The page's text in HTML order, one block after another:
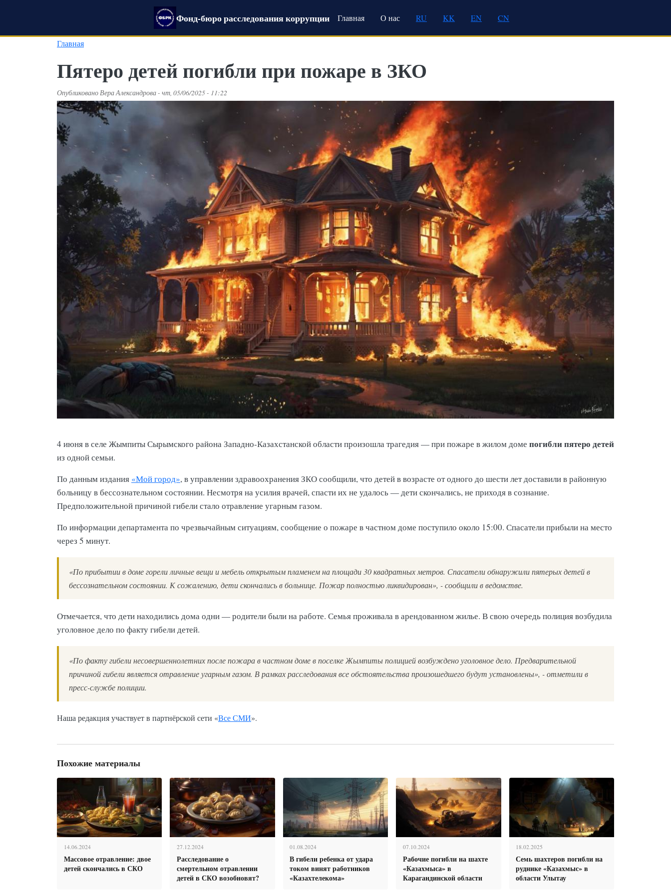
Фонд-бюро расследования коррупцииMain navigation
Главная О нас RU KK EN CN
Главная
Пятеро детей погибли при пожаре в ЗКО
ОпубликованоВера Александрова- чт, 05/06/2025 - 11:22
4 июня в селе Жымпиты Сырымского района Западно-Казахстанской области произошла трагедия — при пожаре в жилом доме погибли пятеро детей
из одной семьи.
По данным издания «Мой город», в управлении здравоохранения ЗКО сообщили, что детей в возрасте от одного до шести лет доставили в районную
больницу в бессознательном состоянии. Несмотря на усилия врачей, спасти их не удалось — дети скончались, не приходя в сознание.
Предположительной причиной гибели стало отравление угарным газом.
По информации департамента по чрезвычайным ситуациям, сообщение о пожаре в частном доме поступило около 15:00. Спасатели прибыли на место
через 5 минут.
«По прибытии в доме горели личные вещи и мебель открытым пламенем на площади 30 квадратных метров. Спасатели обнаружили пятерых детей в
бессознательном состоянии. К сожалению, дети скончались в больнице. Пожар полностью ликвидирован», - сообщили в ведомстве.
Отмечается, что дети находились дома одни — родители были на работе. Семья проживала в арендованном жилье. В свою очередь полиция возбудила
уголовное дело по факту гибели детей.
«По факту гибели несовершеннолетних после пожара в частном доме в поселке Жымпиты полицией возбуждено уголовное дело. Предварительной
причиной гибели является отравление угарным газом. В рамках расследования все обстоятельства произошедшего будут установлены», - отметили в
пресс-службе полиции.
Наша редакция участвует в партнёрской сети «Все СМИ».
Похожие материалы
14.06.2024
Массовое отравление: двое
детей скончались в СКО
27.12.2024
Расследование о
смертельном отравлении
детей в СКО возобновят?
01.08.2024
В гибели ребенка от удара
током винят работников
«Казахтелекома»
07.10.2024
Рабочие погибли на шахте
«Казахмыса» в
Карагандинской области
18.02.2025
Семь шахтеров погибли на
руднике «Казахмыс» в
области Улытау